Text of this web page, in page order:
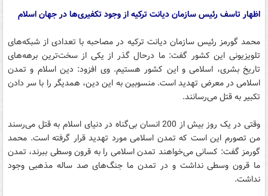
اظهار تاسف رئیس سازمان دیانت ترکیه از وجود تکفیری‌ها در جهان اسلام
محمد گورمز رئیس سازمان دیانت ترکیه در مصاحبه با تعدادی از شبکه‌های
تلویزیونی این کشور گفت: ما درحال گذر از یکی از سخت‌ترین برهه‌های
تاریخ بشری، اسلامی و این کشور هستیم. وی افزود: دین اسلام و تمدن
اسلامی در معرض تهدید است. منسوبین به این دین، همدیگر را با سر دادن
تکبیر به قتل می‌رسانند.
وقتی در یک روز بیش از 200 انسان بی‌گناه در دنیای اسلام به قتل می‌رسند
من تصورم این است که تمدن اسلامی مورد تهدید قرار گرفته است. محمد
گورمز گفت: کسانی می‌خواهند تمدن اسلامی را به قرون وسطی ببرند، تمدن
ما قرون وسطی نداشت و در تمدن ما جنگ‌های صد ساله مذهبی وجود
نداشت.